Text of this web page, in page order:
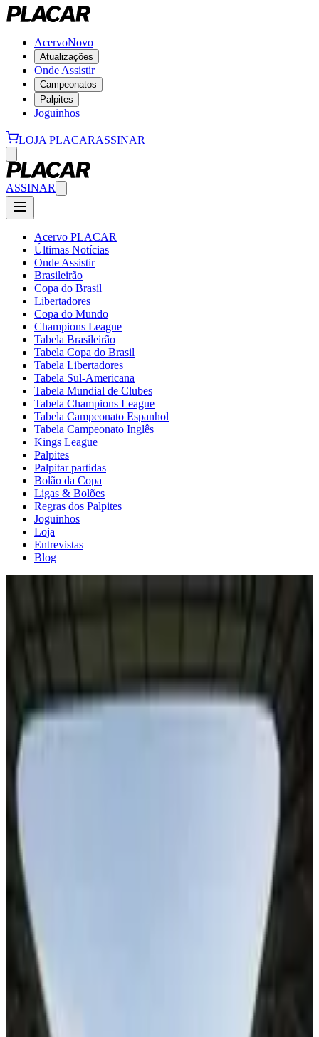
AcervoNovo
Atualizações
Onde Assistir
Campeonatos
Palpites
Joguinhos
LOJA PLACARASSINAR
ASSINAR
Acervo PLACAR
Últimas Notícias
Onde Assistir
Brasileirão
Copa do Brasil
Libertadores
Copa do Mundo
Champions League
Tabela Brasileirão
Tabela Copa do Brasil
Tabela Libertadores
Tabela Sul-Americana
Tabela Mundial de Clubes
Tabela Champions League
Tabela Campeonato Espanhol
Tabela Campeonato Inglês
Kings League
Palpites
Palpitar partidas
Bolão da Copa
Ligas & Bolões
Regras dos Palpites
Joguinhos
Loja
Entrevistas
Blog
Robinho é condenado em
última instância na Itália por
violência sexual
Sentença emitida pela 3ª Corte de Cassação de Roma, equivalente a
terceira e última instância no país, é definitiva; prisão no Brasil não
O atacante Robinho foi condenado de forma definitiva nesta quarta-
feira, 19, pela justiça italiana. A sentença concedida após audiência
na 3ª Seção Penal da Corte de Cassação de Roma, equivalente a
terceira e última instância no país, é de nove anos de prisão pelo
crime de violência sexual em grupo contra uma jovem albanesa,
ocorrido em 22 de janeiro de 2013, na casa noturna Sio Café,
quando o brasileiro era jogador do Milan. O veredicto foi dado por
um colegiado de cinco juízes – uma mulher e quatro homens.
Assine #PLACAR digital no app por apenas R$ 6,90/mês. Não
Do acervo